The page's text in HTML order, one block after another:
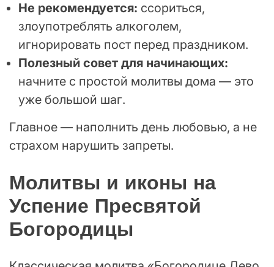
Не рекомендуется: ссориться,
злоупотреблять алкоголем,
игнорировать пост перед праздником.
Полезный совет для начинающих:
начните с простой молитвы дома — это
уже большой шаг.
Главное — наполнить день любовью, а не
страхом нарушить запреты.
Молитвы и иконы на
Успение Пресвятой
Богородицы